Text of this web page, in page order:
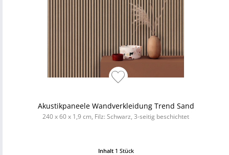
Akustikpaneele Wandverkleidung Trend Sand
240 x 60 x 1,9 cm, Filz: Schwarz, 3-seitig beschichtet
Inhalt 1 Stück